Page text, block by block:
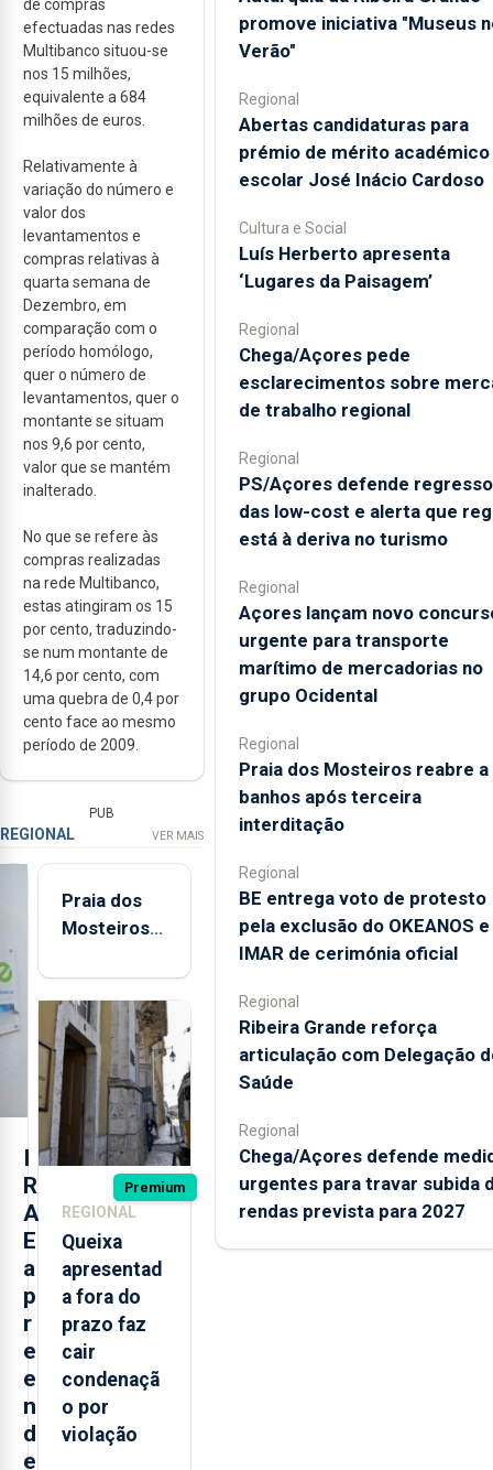
de compras
efectuadas nas redes
Multibanco situou-se
nos 15 milhões,
equivalente a 684
milhões de euros.
Relativamente à
variação do número e
valor dos
levantamentos e
compras relativas à
quarta semana de
Dezembro, em
comparação com o
período homólogo,
quer o número de
levantamentos, quer o
montante se situam
nos 9,6 por cento,
valor que se mantém
inalterado.
No que se refere às
compras realizadas
na rede Multibanco,
estas atingiram os 15
por cento, traduzindo-
se num montante de
14,6 por cento, com
uma quebra de 0,4 por
cento face ao mesmo
período de 2009.
PUB
REGIONAL VER MAIS
I
R
A
E
a
p
r
e
e
n
d
e
Praia dos
Mosteiros
banhos
após
terceira
interditação
Premium
REGIONAL
Queixa
apresentad
a fora do
prazo faz
cair
condenaçã
o por
violação
promove iniciativa "Museus
Verão"
Regional
Abertas candidaturas para
prémio de mérito académico
escolar José Inácio Cardoso
Cultura e Social
Luís Herberto apresenta
‘Lugares da Paisagem’
Regional
Chega/Açores pede
esclarecimentos sobre
de trabalho regional
Regional
PS/Açores defende regresso
das low-cost e alerta que
está à deriva no turismo
Regional
Açores lançam novo
urgente para transporte
marítimo de mercadorias no
grupo Ocidental
Regional
Praia dos Mosteiros reabre a
banhos após terceira
interditação
Regional
BE entrega voto de protesto
pela exclusão do OKEANOS e
IMAR de cerimónia oficial
Regional
Ribeira Grande reforça
articulação com Delegação
Saúde
Regional
Chega/Açores defende
urgentes para travar subida
rendas prevista para 2027